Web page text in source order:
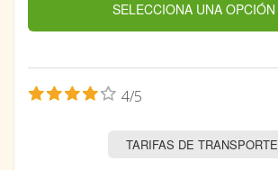
SELECCIONA UNA OPCIÓN
4/5
TARIFAS DE TRANSPORTE